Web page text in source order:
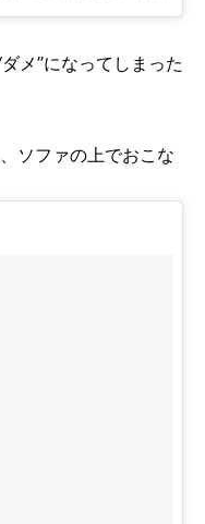
メ”になってしまった
ソファの上でおこな